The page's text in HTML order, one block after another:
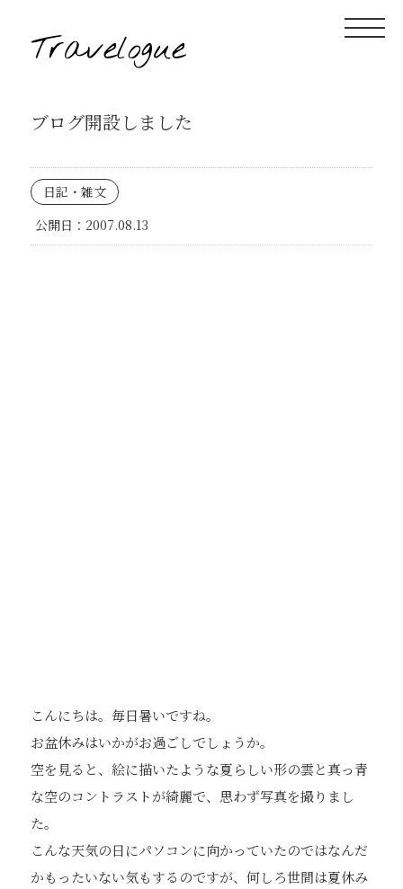
Travelogue
ブログ開設しました
日記・雑文
公開日： 2007.08.13
こんにちは。毎日暑いですね。
お盆休みはいかがお過ごしでしょうか。
空を見ると、絵に描いたような夏らしい形の雲と真っ青
な空のコントラストが綺麗で、思わず写真を撮りまし
た。
こんな天気の日にパソコンに向かっていたのではなんだ
かもったいない気もするのですが、何しろ世間は夏休み